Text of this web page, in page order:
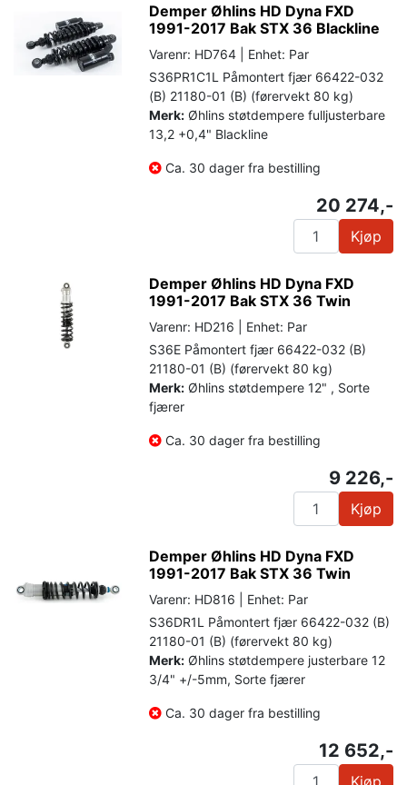
Demper Øhlins HD Dyna FXD
1991-2017 Bak STX 36 Blackline
Varenr: HD764 | Enhet: Par
S36PR1C1L Påmontert fjær 66422-032
(B) 21180-01 (B) (førervekt 80 kg)
Merk: Øhlins støtdempere fulljusterbare
13,2 +0,4" Blackline
Ca. 30 dager fra bestilling
20 274,-
Kjøp
Demper Øhlins HD Dyna FXD
1991-2017 Bak STX 36 Twin
Varenr: HD216 | Enhet: Par
S36E Påmontert fjær 66422-032 (B)
21180-01 (B) (førervekt 80 kg)
Merk: Øhlins støtdempere 12" , Sorte
fjærer
Ca. 30 dager fra bestilling
9 226,-
Kjøp
Demper Øhlins HD Dyna FXD
1991-2017 Bak STX 36 Twin
Varenr: HD816 | Enhet: Par
S36DR1L Påmontert fjær 66422-032 (B)
21180-01 (B) (førervekt 80 kg)
Merk: Øhlins støtdempere justerbare 12
3/4" +/-5mm, Sorte fjærer
Ca. 30 dager fra bestilling
12 652,-
Kjøp